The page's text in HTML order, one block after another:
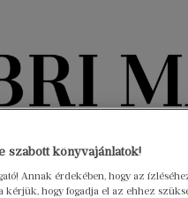
Interjúk Beleolvasó
szabott könyvajánlatok!
Annak érdekében, hogy az
kérjük, hogy fogadja el az ehhez